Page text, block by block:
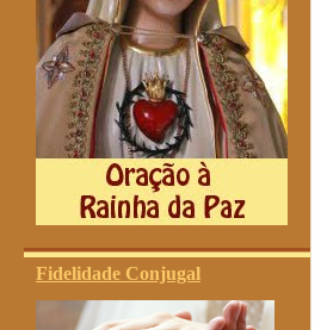
Fidelidade Conjugal